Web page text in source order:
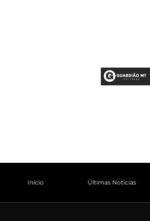
Início Últimas Notícias